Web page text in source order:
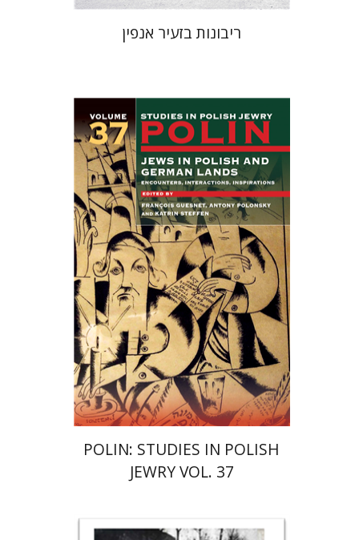
ריבונות בזעיר אנפין
קתרין סטפן
François
Guesnet
Antony Polonsky
הנחת אתר ספר מודפס
$135
$122
POLIN: STUDIES IN POLISH
JEWRY VOL. 37